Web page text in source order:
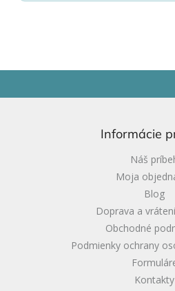
Informácie
Náš
Moja
Blog
Doprava a
Obchodné
Podmienky ochrany
Kontakty